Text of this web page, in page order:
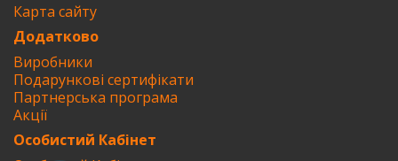
Карта сайту
Додатково
Виробники
Подарункові сертифікати
Партнерська програма
Акції
Особистий Кабінет